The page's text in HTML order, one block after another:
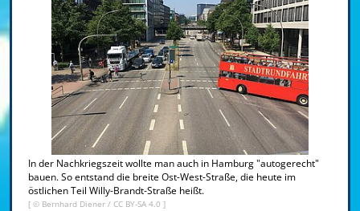
In der Nachkriegszeit wollte man auch in Hamburg "autogerecht"
bauen. So entstand die breite Ost-West-Straße, die heute im
östlichen Teil Willy-Brandt-Straße heißt.
[ © Bernhard Diener / CC BY-SA 4.0 ]